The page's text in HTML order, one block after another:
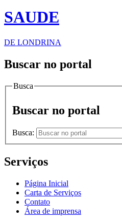
SAUDE
DE LONDRINA
Buscar no portal
Busca
Buscar no portal
Busca:
Serviços
Página Inicial
Carta de Serviços
Contato
Área de imprensa